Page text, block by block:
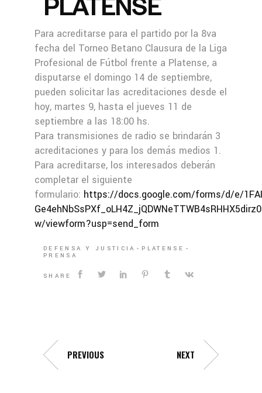
PLATENSE
Para acreditarse para el partido por la 8va
fecha del Torneo Betano Clausura de la Liga
Profesional de Fútbol frente a Platense, a
disputarse el domingo 14 de septiembre,
pueden solicitar las acreditaciones desde el
hoy, martes 9, hasta el jueves 11 de
septiembre a las 18:00 hs.
Para transmisiones de radio se brindarán 3
acreditaciones y para los demás medios 1.
Para acreditarse, los interesados deberán
completar el siguiente
formulario: https://docs.google.com/forms/d/e/
w/viewform?usp=send_form
DEFENSA Y JUSTICIA
PLATENSE
PRENSA
SHARE
PREVIOUS NEXT